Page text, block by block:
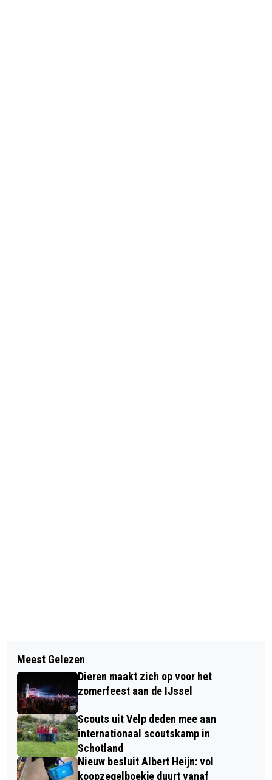
OPENINGSCONCERT MUZIEKFESTIVAL
ZOOM! TREKT VOLLE GROTE KERK IN
VELP
NIEUWE ACTIVITEITEN BIJ ATELIER
CRESO IN VELP
Meest Gelezen
Dieren maakt zich op voor het
zomerfeest aan de IJssel
Scouts uit Velp deden mee aan
internationaal scoutskamp in
Schotland
Nieuw besluit Albert Heijn: vol
koopzegelboekje duurt vanaf